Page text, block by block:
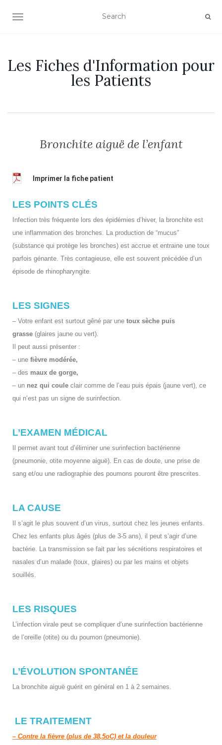
OUVRIR/FERMER LA NAVIGATION
Les Fiches d'Information pour
les Patients
Bronchite aiguë de l’enfant
Imprimer la fiche patient
LES POINTS CLÉS
Infection très fréquente lors des épidémies d’hiver, la bronchite est
une inflammation des bronches. La production de “mucus”
(substance qui protège les bronches) est accrue et entraine une toux
parfois génante. Très contagieuse, elle est souvent précédée d’un
épisode de rhinopharyngite.
LES SIGNES
– Votre enfant est surtout gêné par une toux sèche puis
grasse (glaires jaune ou vert).
Il peut aussi présenter :
– une fièvre modérée,
– des maux de gorge,
– un nez qui coule clair comme de l’eau puis épais (jaune vert), ce
qui n’est pas un signe de surinfection.
L’EXAMEN MÉDICAL
Il permet avant tout d’éliminer une surinfection bactérienne
(pneumonie, otite moyenne aiguë). En cas de doute, une prise de
sang et/ou une radiographie des poumons pouront être prescrites.
LA CAUSE
Il s’agit le plus souvent d’un virus, surtout chez les jeunes enfants.
Chez les enfants plus âgés (plus de 3-5 ans), il peut s’agir d’une
bactérie. La transmission se fait par les sécrétions respiratoires et
nasales d’un malade (toux, glaires) ou par les mains et objets
souillés.
LES RISQUES
L’infection virale peut se compliquer d’une surinfection bactérienne
de l’oreille (otite) ou du poumon (pneumonie).
L’ÉVOLUTION SPONTANÉE
La bronchite aiguë guérit en général en 1 à 2 semaines.
LE TRAITEMENT
– Contre la fièvre (plus de 38,5oC) et la douleur